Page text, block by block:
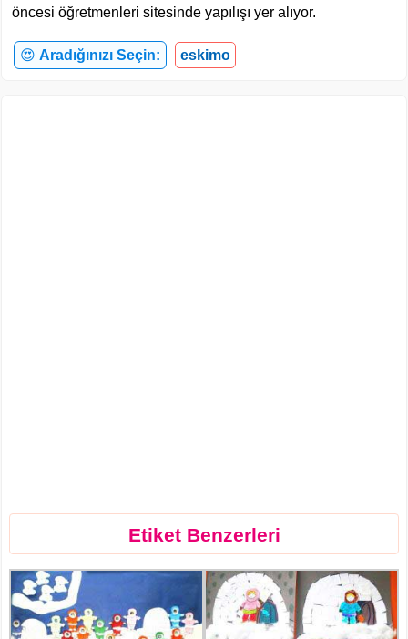
öncesi öğretmenleri sitesinde yapılışı yer alıyor.
😍 Aradığınızı Seçin: eskimo
Etiket Benzerleri